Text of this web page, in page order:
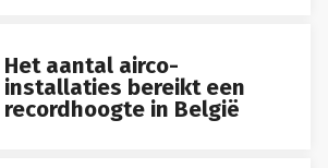
Het aantal airco-
installaties bereikt een
recordhoogte in België